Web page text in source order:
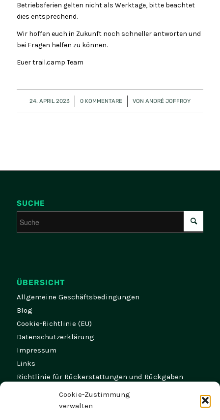
Cookie-Zustimmung
verwalten
Betriebsferien gelten nicht als Werktage, bitte beachtet
dies entsprechend.
Wir hoffen euch in Zukunft noch schneller antworten und
bei Fragen helfen zu können.
Euer trail.camp Team
24. APRIL 2023
/ 0 KOMMENTARE
/ VON ANDRÉ JOFFROY
SUCHE
ÜBERSICHT
Allgemeine Geschäftsbedingungen
Blog
Cookie-Richtlinie (EU)
Datenschutzerklärung
Impressum
Links
Richtlinie für Rückerstattungen und Rückgaben
Versand- und Zahlungsbedingungen